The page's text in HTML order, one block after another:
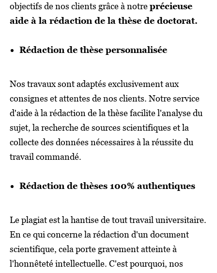
objectifs de nos clients grâce à notreprécieuse
aide à la rédaction de la thèse de doctorat.
Rédaction de thèse personnalisée
Nos travaux sont adaptés exclusivement aux
consignes et attentes de nos clients. Notre service
d'aide à la rédaction de la thèse facilite l'analyse du
sujet, la recherche de sources scientifiques et la
collecte des données nécessaires à la réussite du
travail commandé.
Rédaction de thèses 100% authentiques
Le plagiat est la hantise de tout travail universitaire.
En ce qui concerne la rédaction d'un document
scientifique, cela porte gravement atteinte à
l'honnêteté intellectuelle. C'est pourquoi, nos